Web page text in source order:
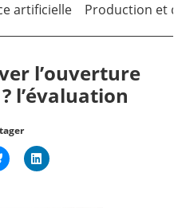
artificielle Production et
l’ouverture
l’évaluation